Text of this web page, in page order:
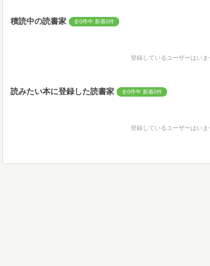
積読中の読書家 全0件中 新着0件
登録しているユーザーはいま
読みたい本に登録した読書家 全0件中 新着0件
登録しているユーザーはいま